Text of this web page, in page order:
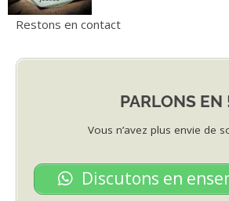
Restons en contact
PARLONS EN
Vous n’avez plus envie de
Discutons en